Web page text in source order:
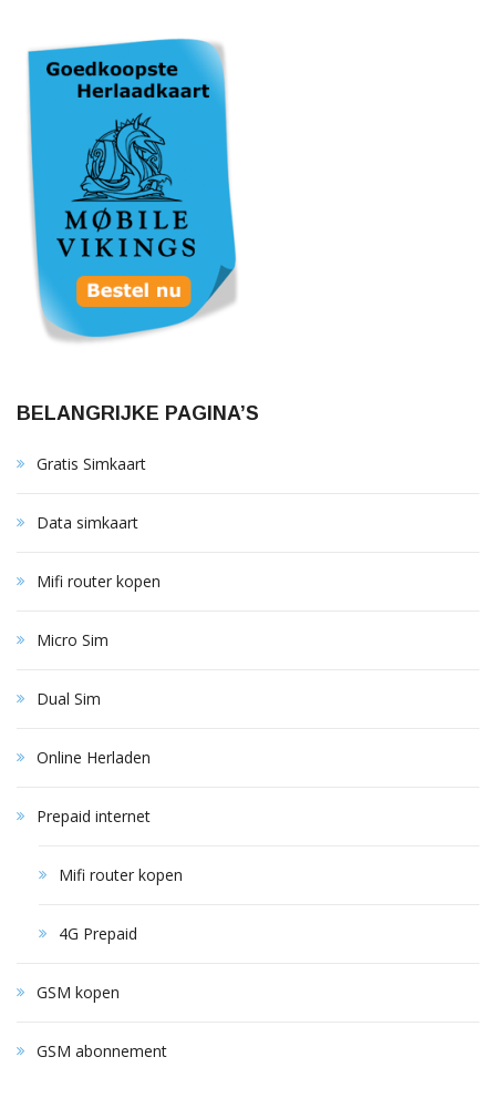
BELANGRIJKE PAGINA’S
Gratis Simkaart
Data simkaart
Mifi router kopen
Micro Sim
Dual Sim
Online Herladen
Prepaid internet
Mifi router kopen
4G Prepaid
GSM kopen
GSM abonnement